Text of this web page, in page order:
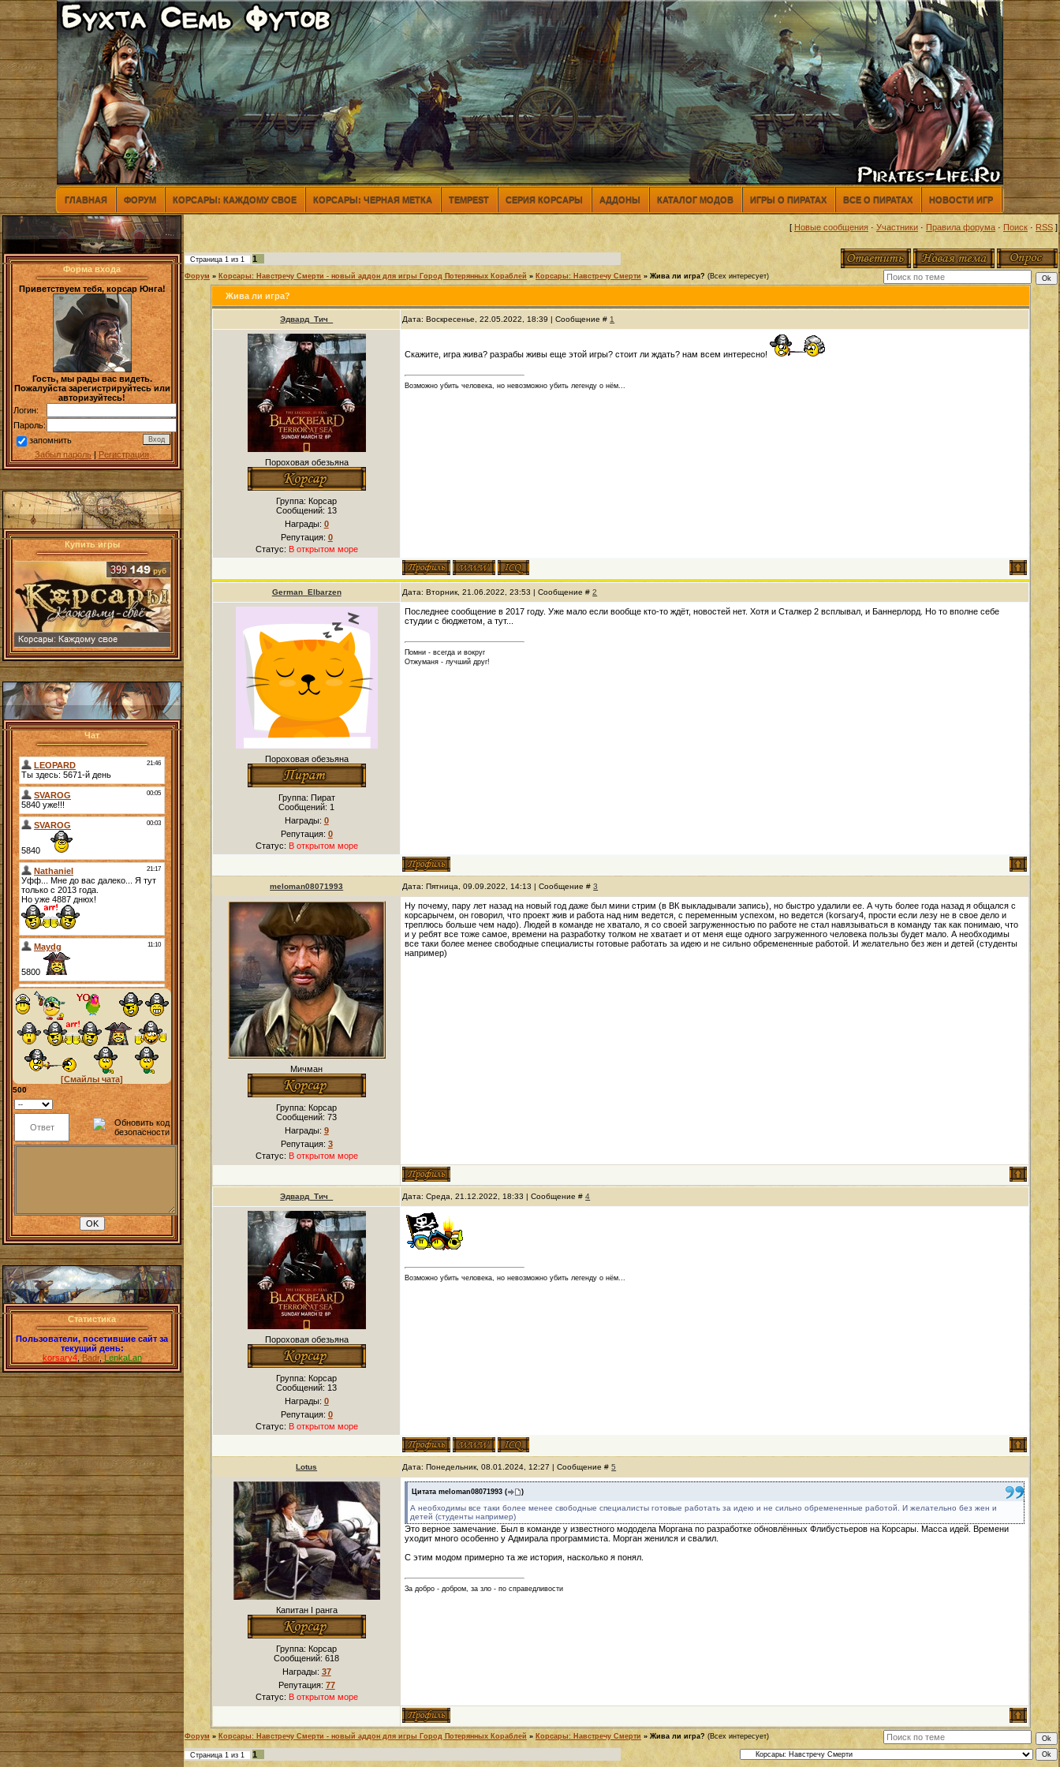
ГЛАВНАЯ ФОРУМ КОРСАРЫ: КАЖДОМУ СВОЕ КОРСАРЫ: ЧЕРНАЯ МЕТКА TEMPEST СЕРИЯ КОРСАРЫ АДДОНЫ КАТАЛОГ МОДОВ ИГРЫ О ПИРАТАХ ВСЕ О ПИРАТАХ НОВОСТИ ИГР
Форма входа
Приветствуем тебя, корсар Юнга!
Гость, мы рады вас видеть.
Пожалуйста зарегистрируйтесь или
авторизуйтесь!
Логин:
Пароль:
запомнить
Забыл пароль|Регистрация
Купить игры
Чат
[Смайлы чата]
500
Статистика
Пользователи, посетившие сайт за
текущий день:
korsary4,Badr,LenkaLan
[ Новые сообщения · Участники · Правила форума · Поиск · RSS]
Страница 1 из 1 1
Форум » Корсары: Навстречу Смерти - новый аддон для игры Город Потерянных Кораблей » Корсары: Навстречу Смерти » Жива ли игра? (Всех интересует)
Жива ли игра?
Эдвард_Тич_ Дата: Воскресенье, 22.05.2022, 18:39 | Сообщение # 1
Пороховая обезьяна
Группа: Корсар
Сообщений: 13
Награды: 0
Репутация: 0
Статус: В открытом море
Скажите, игра жива? разрабы живы еще этой игры? стоит ли ждать? нам всем интересно!
Возможно убить человека, но невозможно убить легенду о нём...
German_Elbarzen Дата: Вторник, 21.06.2022, 23:53 | Сообщение #2
Пороховая обезьяна
Группа: Пират
Сообщений: 1
Награды: 0
Репутация: 0
Статус: В открытом море
Последнее сообщение в 2017 году. Уже мало если вообще кто-то ждёт, новостей нет. Хотя и Сталкер 2 всплывал, и Баннерлорд. Но то вполне себе
студии с бюджетом, а тут...
Помни - всегда и вокруг
Отжуманя - лучший друг!
meloman08071993 Дата: Пятница, 09.09.2022, 14:13 | Сообщение #3
Мичман
Группа: Корсар
Сообщений:73
Награды: 9
Репутация: 3
Статус: В открытом море
Ну почему, пару лет назад на новый год даже был мини стрим (в ВК выкладывали запись), но быстро удалили ее. А чуть более года назад я общался с
корсарычем, он говорил, что проект жив и работа над ним ведется, с переменным успехом, но ведется (korsary4, прости если лезу не в свое дело и
треплюсь больше чем надо). Людей в команде не хватало, я со своей загруженностью по работе не стал навязываться в команду так как понимаю, что
и у ребят все тоже самое, времени на разработку толком не хватает и от меня еще одного загруженного человека пользы будет мало. А необходимы
все таки более менее свободные специалисты готовые работать за идею и не сильно обремененные работой. И желательно без жен и детей (студенты
например)
Эдвард_Тич_ Дата: Среда, 21.12.2022, 18:33 | Сообщение #4
Пороховая обезьяна
Группа: Корсар
Сообщений: 13
Награды: 0
Репутация: 0
Статус: В открытом море
Возможно убить человека, но невозможно убить легенду о нём...
Lotus Дата: Понедельник, 08.01.2024, 12:27 | Сообщение #5
Капитан I ранга
Группа: Корсар
Сообщений:618
Награды: 37
Репутация: 77
Статус: В открытом море
Цитата meloman08071993 ( )
А необходимы все таки более менее свободные специалисты готовые работать за идею и не сильно обремененные работой. И желательно без жен и
детей (студенты например)
Это верное замечание. Был в команде у известного мододела Моргана по разработке обновлённых Флибустьеров на Корсары. Масса идей. Времени
уходит много особенно у Адмирала программиста. Морган женился и свалил.
С этим модом примерно та же история, насколько я понял.
За добро - добром, за зло - по справедливости
Форум » Корсары: Навстречу Смерти - новый аддон для игры Город Потерянных Кораблей » Корсары: Навстречу Смерти » Жива ли игра? (Всех интересует)
Страница 1 из 1 1